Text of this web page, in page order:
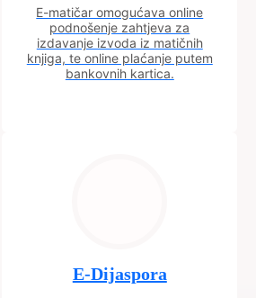
E-matičar omogućava online
podnošenje zahtjeva za
izdavanje izvoda iz matičnih
knjiga, te online plaćanje putem
bankovnih kartica.
E-Dijaspora